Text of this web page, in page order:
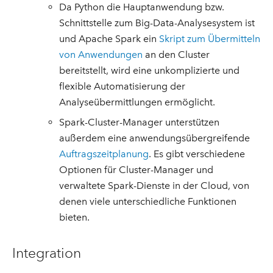
Da Python die Hauptanwendung bzw.
Schnittstelle zum Big-Data-Analysesystem ist
und Apache Spark ein Skript zum Übermitteln
von Anwendungen an den Cluster
bereitstellt, wird eine unkomplizierte und
flexible Automatisierung der
Analyseübermittlungen ermöglicht.
Spark-Cluster-Manager unterstützen
außerdem eine anwendungsübergreifende
Auftragszeitplanung. Es gibt verschiedene
Optionen für Cluster-Manager und
verwaltete Spark-Dienste in der Cloud, von
denen viele unterschiedliche Funktionen
bieten.
Integration